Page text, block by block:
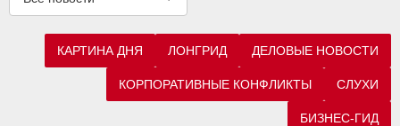
КАРТИНА ДНЯ ЛОНГРИД ДЕЛОВЫЕ НОВОСТИ
КОРПОРАТИВНЫЕ КОНФЛИКТЫ СЛУХИ
БИЗНЕС-ГИД